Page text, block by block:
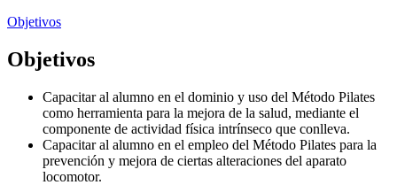
Objetivos
Objetivos
Capacitar al alumno en el dominio y uso del Método Pilates
como herramienta para la mejora de la salud, mediante el
componente de actividad física intrínseco que conlleva.
Capacitar al alumno en el empleo del Método Pilates para la
prevención y mejora de ciertas alteraciones del aparato
locomotor.